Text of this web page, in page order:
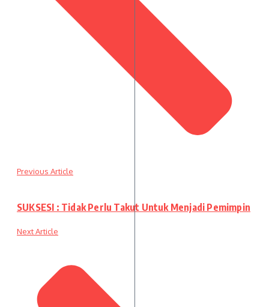
Previous Article
SUKSESI : Tidak Perlu Takut Untuk Menjadi Pemimpin
Next Article